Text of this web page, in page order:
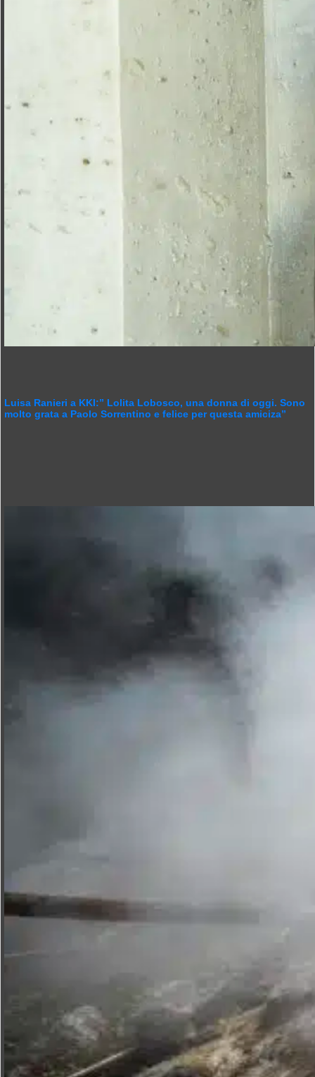
Luisa Ranieri a KKI:” Lolita Lobosco, una donna di oggi. Sono
molto grata a Paolo Sorrentino e felice per questa amiciza”